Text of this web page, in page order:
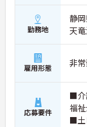
勤務地
静
天
雇用形態 非
応募要件
■介
福
■土